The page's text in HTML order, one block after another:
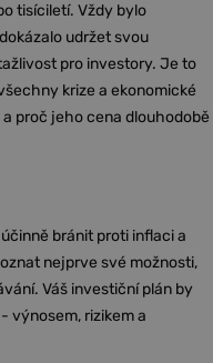
tisíciletí. Vždy bylo
udržet svou
pro investory. Je to
krize a ekonomické
proč jeho cena dlouhodobě
bránit proti inflaci a
nejprve své možnosti,
Váš investiční plán by
výnosem, rizikem a